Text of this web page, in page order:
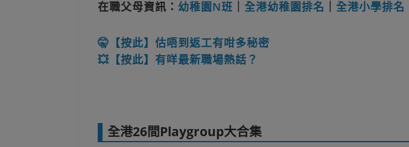
在職父母資訊： 幼稚園N班 全港幼稚園排名 全港小學排名
🤫【按此】估唔到返工有咁多秘密
💥【按此】有咩最新職場熱話？
全港26間Playgroup大合集